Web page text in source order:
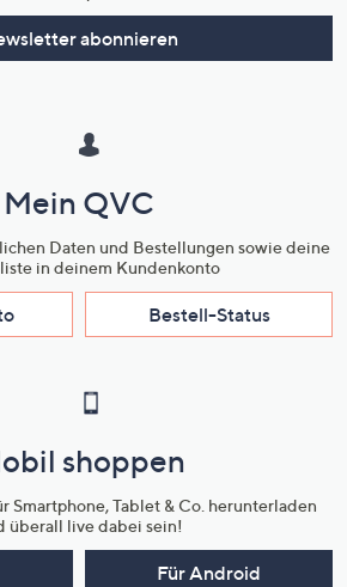
abonnieren
Mein QVC
Daten und Bestellungen sowie deine
in deinem Kundenkonto
Bestell-Status
shoppen
Smartphone, Tablet & Co. herunterladen
überall live dabei sein!
Für Android